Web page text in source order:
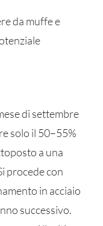
da muffe e
di settembre
solo il 50–55%
a una
procede con
in acciaio
successivo.